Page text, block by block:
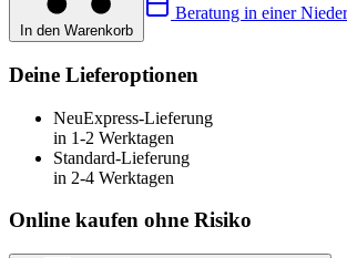
In den Warenkorb
Beratung in einer
Deine Lieferoptionen
NeuExpress-Lieferung
in 1-2 Werktagen
Standard-Lieferung
in 2-4 Werktagen
Online kaufen ohne Risiko